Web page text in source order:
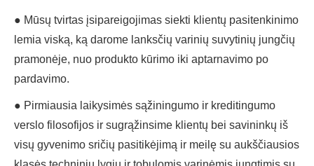
● Mūsų tvirtas įsipareigojimas siekti klientų pasitenkinimo
lemia viską, ką darome lanksčių varinių suvytinių jungčių
pramonėje, nuo produkto kūrimo iki aptarnavimo po
pardavimo.
● Pirmiausia laikysimės sąžiningumo ir kreditingumo
verslo filosofijos ir sugrąžinsime klientų bei savininkų iš
visų gyvenimo sričių pasitikėjimą ir meilę su aukščiausios